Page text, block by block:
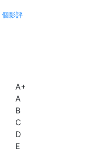
個影評
A+
A
B
C
D
E